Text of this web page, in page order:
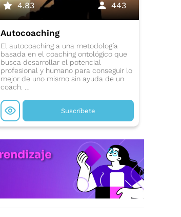
4.83 443
Autocoaching
El autocoaching a una metodología
basada en el coaching ontológico que
busca desarrollar el potencial
profesional y humano para conseguir lo
mejor de uno mismo sin ayuda de un
coach. …
Suscríbete